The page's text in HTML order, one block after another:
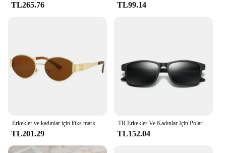
TL265.76 TL99.14
Erkekler ve kadınlar için lüks marka metal güneş gözlüğü unisex tasarımcı moda güneş gözlüğü Oval unisex şık gözlük shades UV400
TL201.29
TR Erkekler Ve Kadınlar Için Polarize Güneş Gözlüğü Sürüş Gözlük Balıkçılık Gözlük Klasik Spor Gözlük
TL152.04